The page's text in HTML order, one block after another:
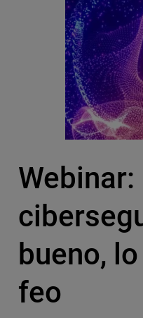
Webinar:
bueno,
feo